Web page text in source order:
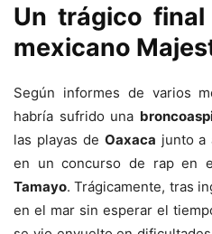
Un trágico
mexicano
Según informes de varios
habría sufrido una
las playas de Oaxaca junto a
en un concurso de rap en
Tamayo. Trágicamente, tras
en el mar sin esperar el